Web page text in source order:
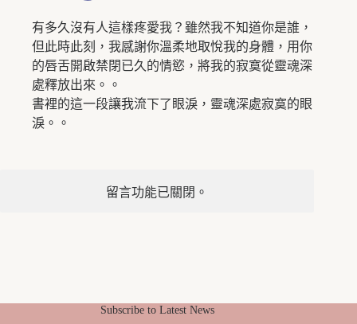
有多久沒有人這樣疼愛我？雖然我不知道你是誰，
但此時此刻，我感謝你溫柔地取悅我的身體，用你
的唇舌開啟禁閉已久的情慾，將我的寂寞從靈魂深
處釋放出來。。
書裡的這一段讓我流下了眼淚，靈魂深處寂寞的眼
淚。。
留言功能已關閉。
Subscribe to Latest News